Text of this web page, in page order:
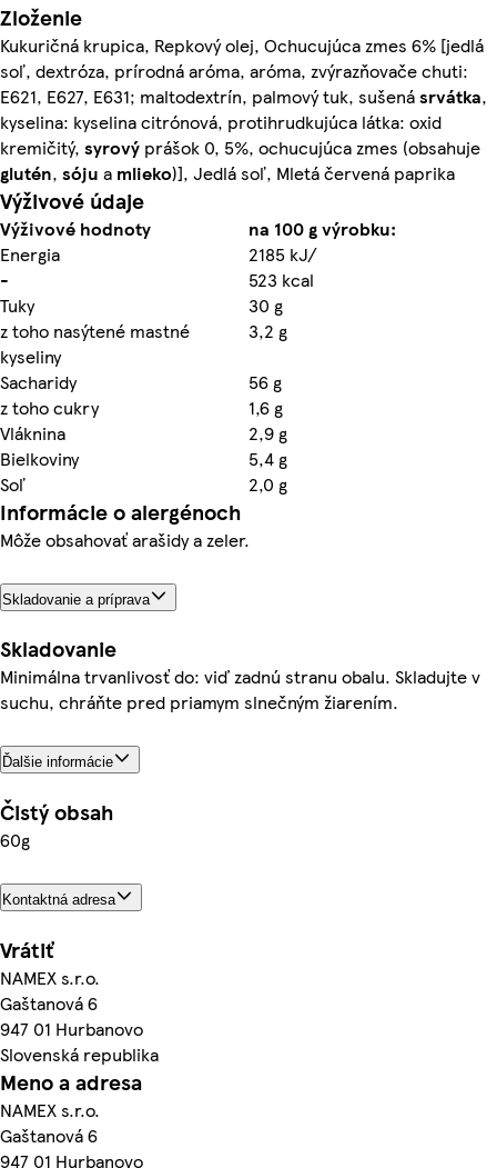
Zloženie
Kukuričná krupica, Repkový olej, Ochucujúca zmes 6% [jedlá
soľ, dextróza, prírodná aróma, aróma, zvýrazňovače chuti:
E621, E627, E631; maltodextrín, palmový tuk, sušenásrvátka,
kyselina: kyselina citrónová, protihrudkujúca látka: oxid
kremičitý, syrový prášok 0, 5%, ochucujúca zmes (obsahuje
glutén, sóju a mlieko)], Jedlá soľ, Mletá červená paprika
Výživové údaje
Výživové hodnoty
na 100 g výrobku:
Energia
2185 kJ/
-
523 kcal
Tuky
30 g
z toho nasýtené mastné
kyseliny
3,2 g
Sacharidy
56 g
z toho cukry
1,6 g
Vláknina
2,9 g
Bielkoviny
5,4 g
Soľ
2,0 g
Informácie o alergénoch
Môže obsahovať arašidy a zeler.
Skladovanie a príprava
Skladovanie
Minimálna trvanlivosť do: viď zadnú stranu obalu. Skladujte v
suchu, chráňte pred priamym slnečným žiarením.
Ďalšie informácie
Čistý obsah
60g
Kontaktná adresa
Vrátiť
NAMEX s.r.o.
Gaštanová 6
947 01 Hurbanovo
Slovenská republika
Meno a adresa
NAMEX s.r.o.
Gaštanová 6
947 01 Hurbanovo